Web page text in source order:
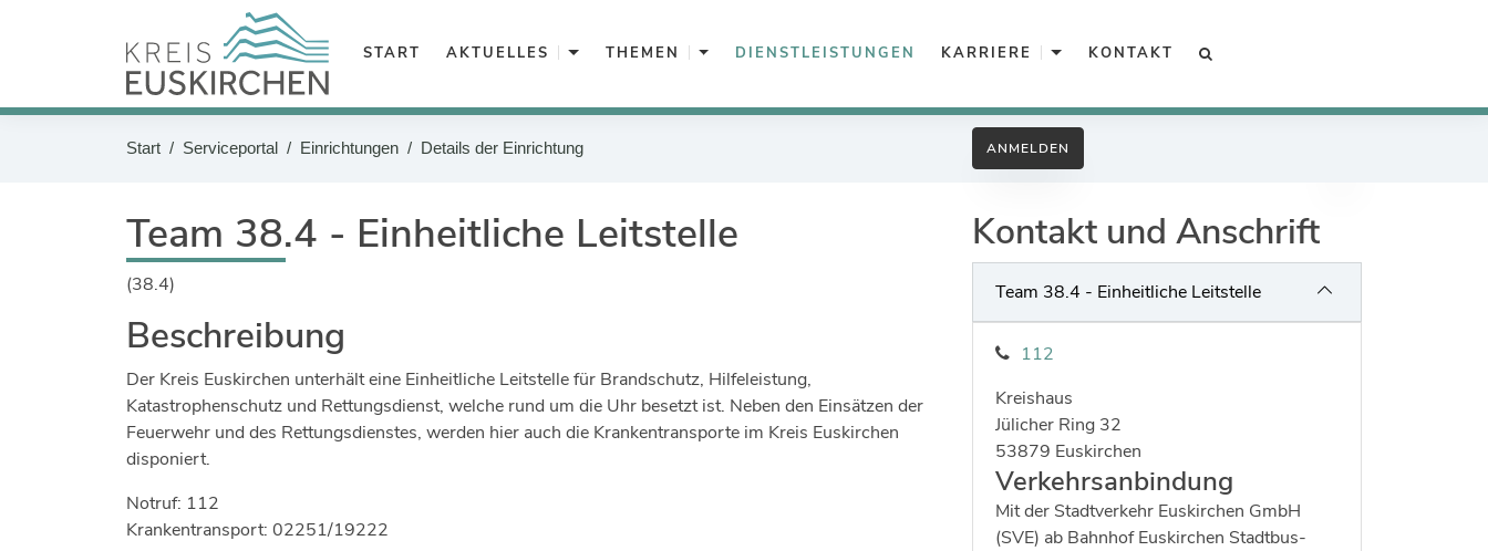
Zum Hauptinhalt
Zum Footer
START AKTUELLES Unterkategorien von Aktuelles
Pressemitteilungen
Hochwasserportal
Veranstaltungen
THEMEN Unterkategorien von Themen
Bevölkerungsschutz & Ordnung
Umwelt & Nachhaltigkeit
Verkehr & Mobilität
DIENSTLEISTUNGEN KARRIERE Unterkategorien von Karriere
Arbeitgeber Kreisverwaltung
Ausbildung, Praktikum, BFD
Ingenieure
Gefahrenabwehr
Interkulturelle Öffnung
Kreispolizeibehörde
Jobs bei allen Arbeitgebern im Kreisgebiet
KONTAKT
Sie befinden sich hier:
Start Serviceportal Einrichtungen Details der Einrichtung ANMELDEN
Team 38.4 - Einheitliche Leitstelle
(38.4)
Beschreibung
Der Kreis Euskirchen unterhält eine Einheitliche Leitstelle für Brandschutz, Hilfeleistung,
Katastrophenschutz und Rettungsdienst, welche rund um die Uhr besetzt ist. Neben den Einsätzen der
Feuerwehr und des Rettungsdienstes, werden hier auch die Krankentransporte im Kreis Euskirchen
disponiert.
Notruf: 112
Krankentransport: 02251/19222
Kontakt und Anschrift
Team 38.4 - Einheitliche Leitstelle
112
Kreishaus
Strasse:
Jülicher Ring Hausnummer:
32
Postleitzahl:
53879 Ort:
Euskirchen
Verkehrsanbindung
Mit der Stadtverkehr Euskirchen GmbH
(SVE) ab Bahnhof Euskirchen Stadtbus-